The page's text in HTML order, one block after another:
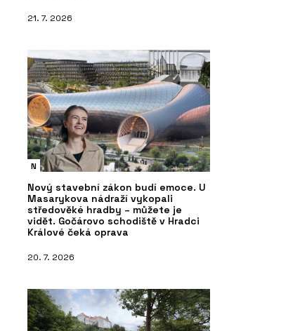
21. 7. 2026
N
Nový stavební zákon budí emoce. U
Masarykova nádraží vykopali
středověké hradby – můžete je
vidět. Gočárovo schodiště v Hradci
Králové čeká oprava
20. 7. 2026